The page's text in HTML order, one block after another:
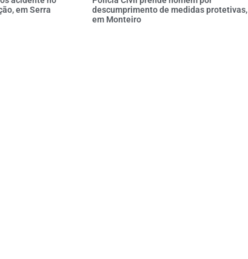
em Serra
descumprimento de medidas protetivas,
em Monteiro